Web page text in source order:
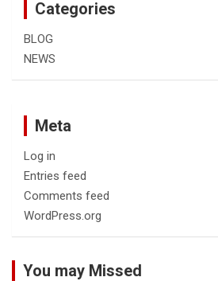
Categories
BLOG
NEWS
Meta
Log in
Entries feed
Comments feed
WordPress.org
You may Missed